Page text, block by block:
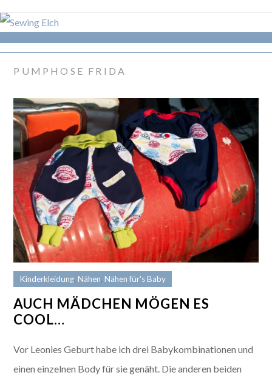
PUMPHOSE FRIDA
Kinderkleidung,Nähen,Nähen für's Baby
AUCH MÄDCHEN MÖGEN ES
COOL…
Vor Leonies Geburt habe ich drei Babykombinationen und
einen einzelnen Body für sie genäht. Die anderen beiden